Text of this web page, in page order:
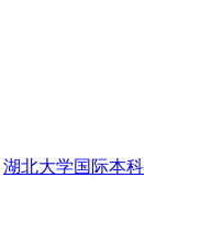
湖北大学国际本科